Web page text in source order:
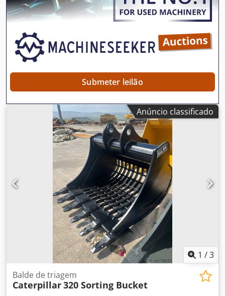
Submeter leilão
Anúncio classificado
1 /3
Balde de triagem
Caterpillar320 Sorting Bucket